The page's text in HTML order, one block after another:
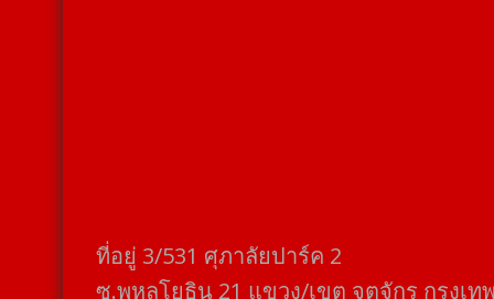
ที่อยู่​ 3/531​ ศุภาลัยปาร์ค​ 2
ซ.พหลโยธิน​ 21​ แขวง/เขต​ จตุจักร​ กรุงเท